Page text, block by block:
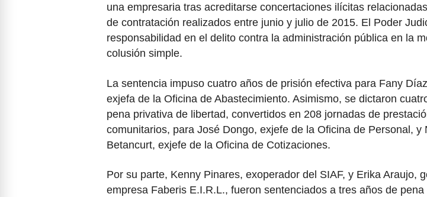
una empresaria tras acreditarse concertaciones ilícitas
de contratación realizados entre junio y julio de 2015. El Poder
responsabilidad en el delito contra la administración pública en la
colusión simple.
La sentencia impuso cuatro años de prisión efectiva para Fany
exjefa de la Oficina de Abastecimiento. Asimismo, se dictaron
pena privativa de libertad, convertidos en 208 jornadas de
comunitarios, para José Dongo, exjefe de la Oficina de Personal, y
Betancurt, exjefe de la Oficina de Cotizaciones.
Por su parte, Kenny Pinares, exoperador del SIAF, y Erika Araujo,
empresa Faberis E.I.R.L., fueron sentenciados a tres años de